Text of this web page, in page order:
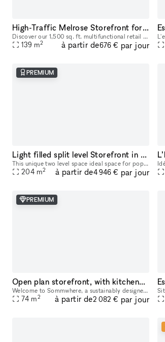
High-Traffic Melrose Storefront for Pop-Ups & Brand Activations
Discover our 1,500 sq. ft. multifunctional retail and activation space located on iconic Melrose and Fairfax, a well-known celebrity and cultural hotspot in Los Angeles. Surrounded by luxury brands
139 m2 à partir de676 € par jour
PREMIUM
Light filled split level Storefront in the heart of Manhattan (with high ceilings and multiple rooms)
This unique two level space ideal space for pop-ups, dining experiences, galleries, panel conversations, fashion presentations, showrooms and more. With a total ceiling height of 26' the two story s
204 m2 à partir de4 946 € par jour
PREMIUM
Open plan storefront, with kitchenette + spa like wetroom. A unique NY showroom.
Welcome to Sommwhere, a sustainably designed pop-up space in the heart of the Lower East Side. Transport yourself and guests to this stylish, minimalist space conveniently located on Ludlow between H
74 m2 à partir de2 082 € par jour